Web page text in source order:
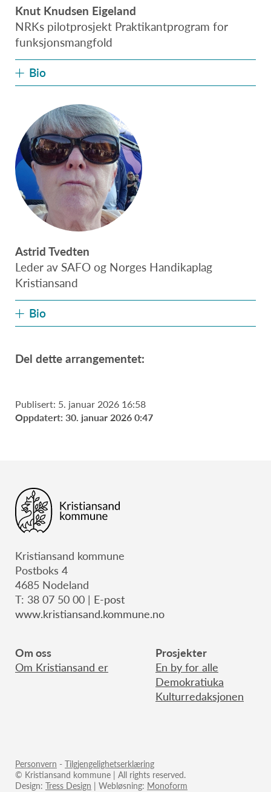
Knut Knudsen Eigeland
NRKs pilotprosjekt Praktikantprogram for
funksjonsmangfold
Bio
Astrid Tvedten
Leder av SAFO og Norges Handikaplag
Kristiansand
Bio
Del dette arrangementet:
Publisert: 5. januar 2026 16:58
Oppdatert: 30. januar 2026 0:47
Kristiansand kommune
Postboks 4
4685 Nodeland
T: 38 07 50 00 | E-post
www.kristiansand.kommune.no
Om oss
Om Kristiansand er
Prosjekter
En by for alle
Demokratiuka
Kulturredaksjonen
Personvern - Tilgjengelighetserklæring
© Kristiansand kommune | All rights reserved.
Design: Tress Design | Webløsning: Monoform